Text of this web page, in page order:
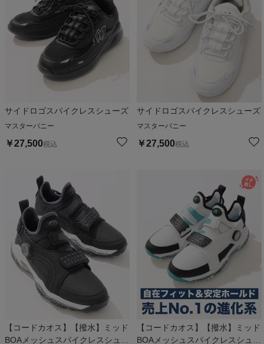
サイドロゴスパイクレスシューズ
マスターバニー
￥27,500税込
サイドロゴスパイクレスシューズ
マスターバニー
￥27,500税込
【コードカオス】【撥水】ミッド
BOAメッシュスパイクレスシュー
【コードカオス】【撥水】ミッド
BOAメッシュスパイクレスシュー